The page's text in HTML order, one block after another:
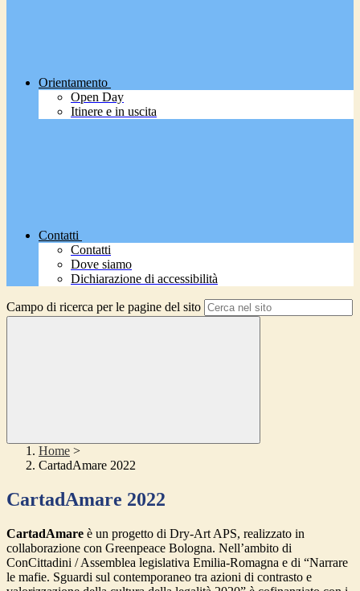
Orientamento
Open Day
Itinere e in uscita
Contatti
Contatti
Dove siamo
Dichiarazione di accessibilità
Campo di ricerca per le pagine del sito
Home >
CartadAmare 2022
CartadAmare 2022
CartadAmare è un progetto di Dry-Art APS, realizzato in
collaborazione con Greenpeace Bologna. Nell’ambito di
ConCittadini / Assemblea legislativa Emilia-Romagna e di “Narrare
le mafie. Sguardi sul contemporaneo tra azioni di contrasto e